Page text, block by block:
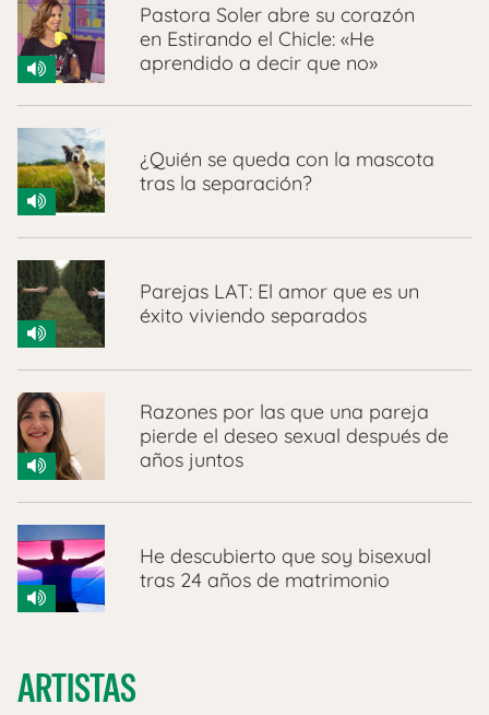
Pastora Soler abre su corazón
en Estirando el Chicle: «He
aprendido a decir que no»
¿Quién se queda con la mascota
tras la separación?
Parejas LAT: El amor que es un
éxito viviendo separados
Razones por las que una pareja
pierde el deseo sexual después de
años juntos
He descubierto que soy bisexual
tras 24 años de matrimonio
ARTISTAS